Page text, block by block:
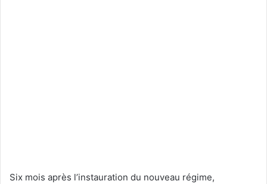
Six mois après l’instauration du nouveau régime,